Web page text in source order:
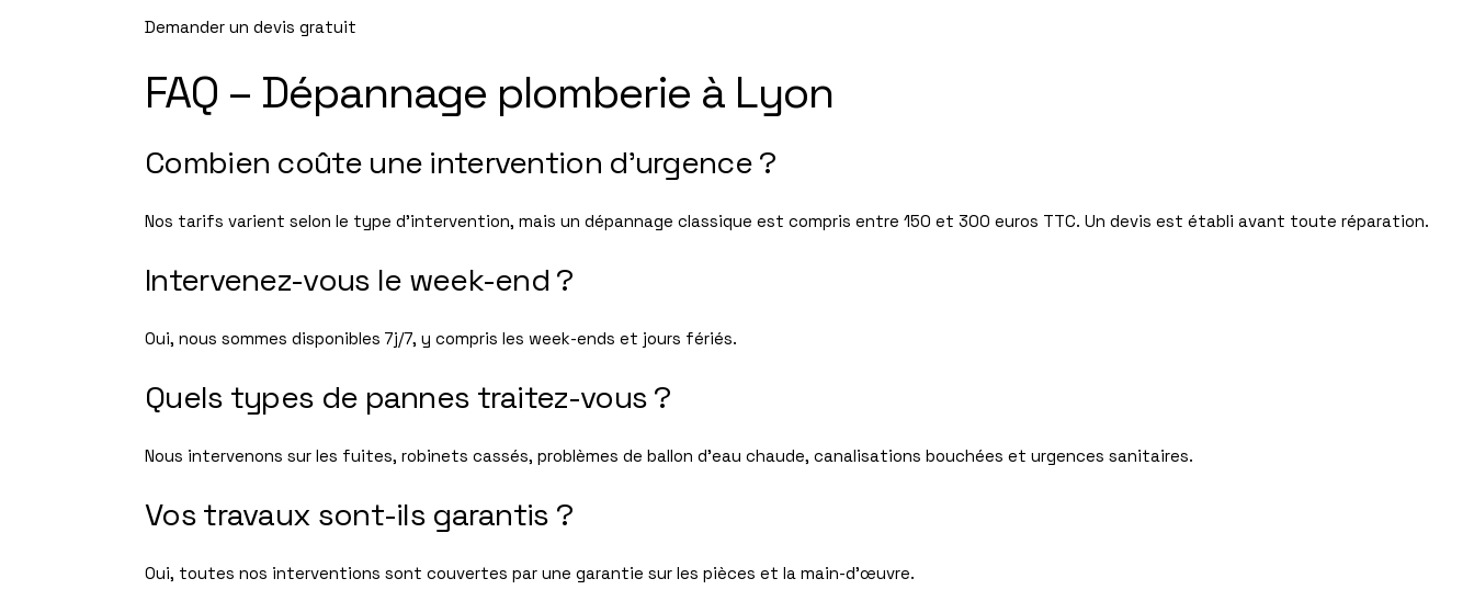
Demander un devis gratuit
FAQ – Dépannage plomberie à Lyon
Combien coûte une intervention d’urgence ?
Nos tarifs varient selon le type d’intervention, mais un dépannage classique est compris entre 150 et 300 euros TTC. Un devis est établi avant toute réparation.
Intervenez-vous le week-end ?
Oui, nous sommes disponibles 7j/7, y compris les week-ends et jours fériés.
Quels types de pannes traitez-vous ?
Nous intervenons sur les fuites, robinets cassés, problèmes de ballon d’eau chaude, canalisations bouchées et urgences sanitaires.
Vos travaux sont-ils garantis ?
Oui, toutes nos interventions sont couvertes par une garantie sur les pièces et la main-d’œuvre.